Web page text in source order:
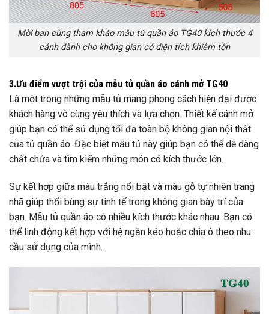
Mời bạn cùng tham khảo mẫu tủ quần áo TG40 kích thước 4
cánh dành cho không gian có diện tích khiêm tốn
3.Ưu điểm vượt trội của mẫu tủ quần áo cánh mở TG40
Là một trong những mẫu tủ mang phong cách hiện đại được
khách hàng vô cùng yêu thích và lựa chọn. Thiết kế cánh mở
giúp bạn có thể sử dụng tối đa toàn bộ không gian nội thất
của tủ quần áo. Đặc biệt mẫu tủ này giúp bạn có thể dễ dàng
chất chứa và tìm kiếm những món có kích thước lớn.
Sự kết hợp giữa màu trắng nổi bật và màu gỗ tự nhiên trang
nhã giúp thổi bùng sự tinh tế trong không gian bày trí của
bạn. Mẫu tủ quần áo có nhiều kích thước khác nhau. Bạn có
thể linh động kết hợp với hệ ngăn kéo hoặc chia ô theo nhu
cầu sử dụng của mình.